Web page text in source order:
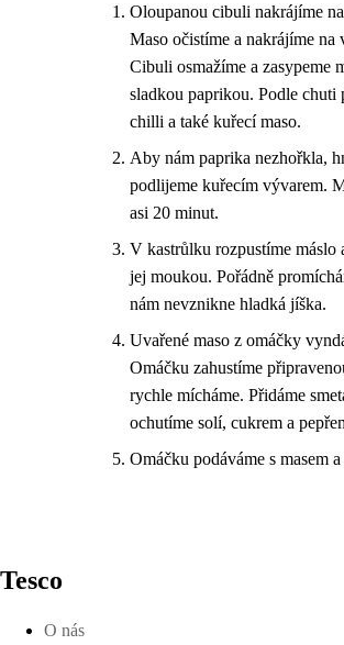
Oloupanou cibuli nakrájíme
Maso očistíme a nakrájíme na
Cibuli osmažíme a zasypeme
sladkou paprikou. Podle chuti
chilli a také kuřecí maso.
Aby nám paprika nezhořkla,
podlijeme kuřecím vývarem.
asi 20 minut.
V kastrůlku rozpustíme máslo
jej moukou. Pořádně
nám nevznikne hladká jíška.
Uvařené maso z omáčky
Omáčku zahustíme
rychle mícháme. Přidáme
ochutíme solí, cukrem a
Omáčku podáváme s masem
Tesco
O nás